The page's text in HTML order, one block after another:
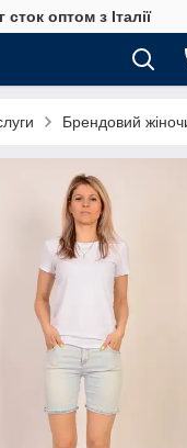
оптом з Італії
Брендовий